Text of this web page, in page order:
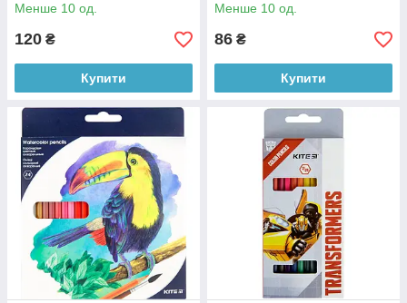
Менше 10 од.
120 ₴
Купити
Менше 10 од.
86 ₴
Купити